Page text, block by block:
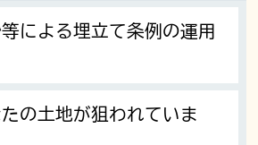
等による埋立て条例の運用
の土地が狙われていま